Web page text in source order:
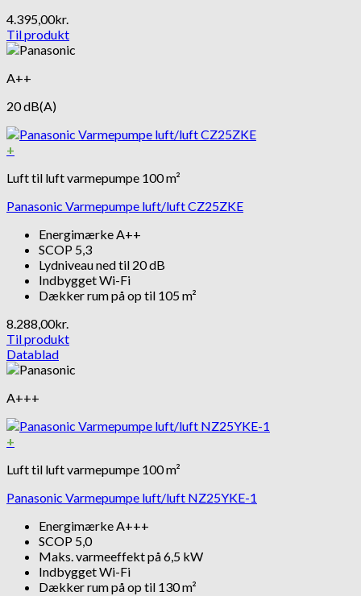
4.395,00kr.
Til produkt
A++
20 dB(A)
+
Luft til luft varmepumpe 100 m²
Panasonic Varmepumpe luft/luft CZ25ZKE
Energimærke A++
SCOP 5,3
Lydniveau ned til 20 dB
Indbygget Wi-Fi
Dækker rum på op til 105 m²
8.288,00kr.
Til produkt
Datablad
A+++
+
Luft til luft varmepumpe 100 m²
Panasonic Varmepumpe luft/luft NZ25YKE-1
Energimærke A+++
SCOP 5,0
Maks. varmeeffekt på 6,5 kW
Indbygget Wi-Fi
Dækker rum på op til 130 m²